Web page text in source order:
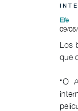
Efe
09/
Los
que
“O